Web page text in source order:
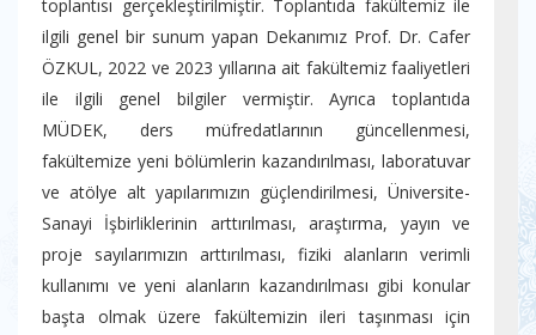
toplantısı gerçekleştirilmiştir. Toplantıda fakültemiz ile
ilgili genel bir sunum yapan Dekanımız Prof. Dr. Cafer
ÖZKUL, 2022 ve 2023 yıllarına ait fakültemiz faaliyetleri
ile ilgili genel bilgiler vermiştir. Ayrıca toplantıda
MÜDEK, ders müfredatlarının güncellenmesi,
fakültemize yeni bölümlerin kazandırılması, laboratuvar
ve atölye alt yapılarımızın güçlendirilmesi, Üniversite-
Sanayi İşbirliklerinin arttırılması, araştırma, yayın ve
proje sayılarımızın arttırılması, fiziki alanların verimli
kullanımı ve yeni alanların kazandırılması gibi konular
başta olmak üzere fakültemizin ileri taşınması için